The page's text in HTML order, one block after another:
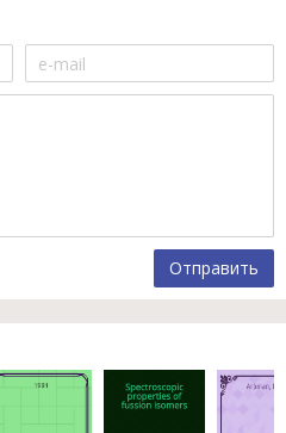
Отправить